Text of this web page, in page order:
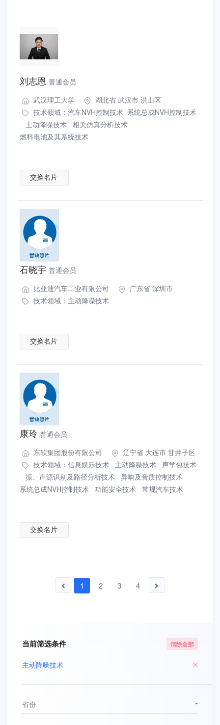
刘志恩 普通会员
武汉理工大学
湖北省 武汉市 洪山区
技术领域： 汽车NVH控制技术 系统总成NVH控制技术
主动降噪技术 相关仿真分析技术
燃料电池及其系统技术
交换名片
石晓宇 普通会员
比亚迪汽车工业有限公司
广东省 深圳市
技术领域： 主动降噪技术
交换名片
康玲 普通会员
东软集团股份有限公司
辽宁省 大连市 甘井子区
技术领域： 信息娱乐技术 主动降噪技术 声学包技术
振、声源识别及路径分析技术 异响及音质控制技术
系统总成NVH控制技术 功能安全技术 常规汽车技术
交换名片
1 2 3 4
当前筛选条件 清除全部
主动降噪技术
省份